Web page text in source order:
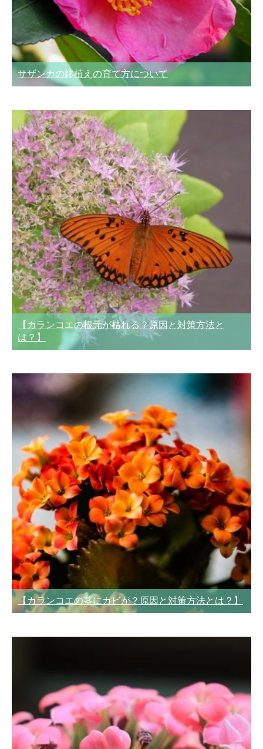
サザンカの鉢植えの育て方について
【カランコエの根元が枯れる？原因と対策方法と
は？】
【カランコエの茎にカビが？原因と対策方法とは？】